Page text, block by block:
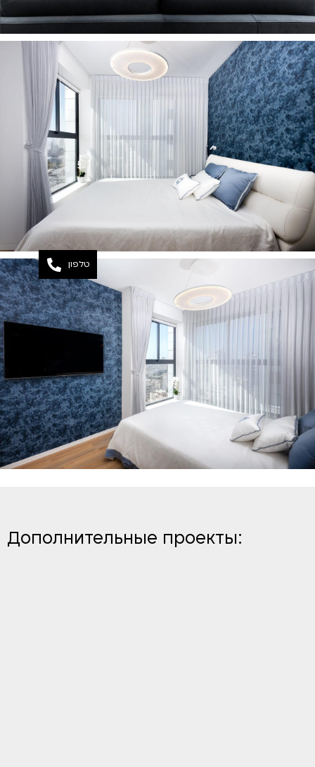
Дополнительные проекты:
טלפון